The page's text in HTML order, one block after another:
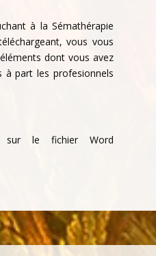
à la Sémathérapie
vous vous
dont vous avez
à part les profesionnels
sur le fichier Word